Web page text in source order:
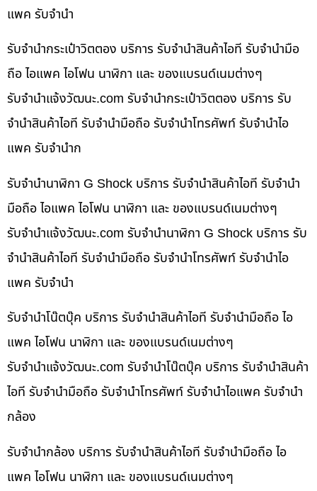
แพค รับจำนำ
รับจำนำกระเป๋าวิตตอง บริการ รับจำนำสินค้าไอที รับจำนำมือ
ถือ ไอแพค ไอโฟน นาฬิกา และ ของแบรนด์เนมต่างๆ
รับจํานําแจ้งวัฒนะ.com รับจำนำกระเป๋าวิตตอง บริการ รับ
จำนำสินค้าไอที รับจำนำมือถือ รับจำนำโทรศัพท์ รับจำนำไอ
แพค รับจำนำก
รับจำนำนาฬิกา G Shock บริการ รับจำนำสินค้าไอที รับจำนำ
มือถือ ไอแพค ไอโฟน นาฬิกา และ ของแบรนด์เนมต่างๆ
รับจํานําแจ้งวัฒนะ.com รับจำนำนาฬิกา G Shock บริการ รับ
จำนำสินค้าไอที รับจำนำมือถือ รับจำนำโทรศัพท์ รับจำนำไอ
แพค รับจำนำ
รับจำนำโน๊ตบุ๊ค บริการ รับจำนำสินค้าไอที รับจำนำมือถือ ไอ
แพค ไอโฟน นาฬิกา และ ของแบรนด์เนมต่างๆ
รับจํานําแจ้งวัฒนะ.com รับจำนำโน๊ตบุ๊ค บริการ รับจำนำสินค้า
ไอที รับจำนำมือถือ รับจำนำโทรศัพท์ รับจำนำไอแพค รับจำนำ
กล้อง
รับจำนำกล้อง บริการ รับจำนำสินค้าไอที รับจำนำมือถือ ไอ
แพค ไอโฟน นาฬิกา และ ของแบรนด์เนมต่างๆ